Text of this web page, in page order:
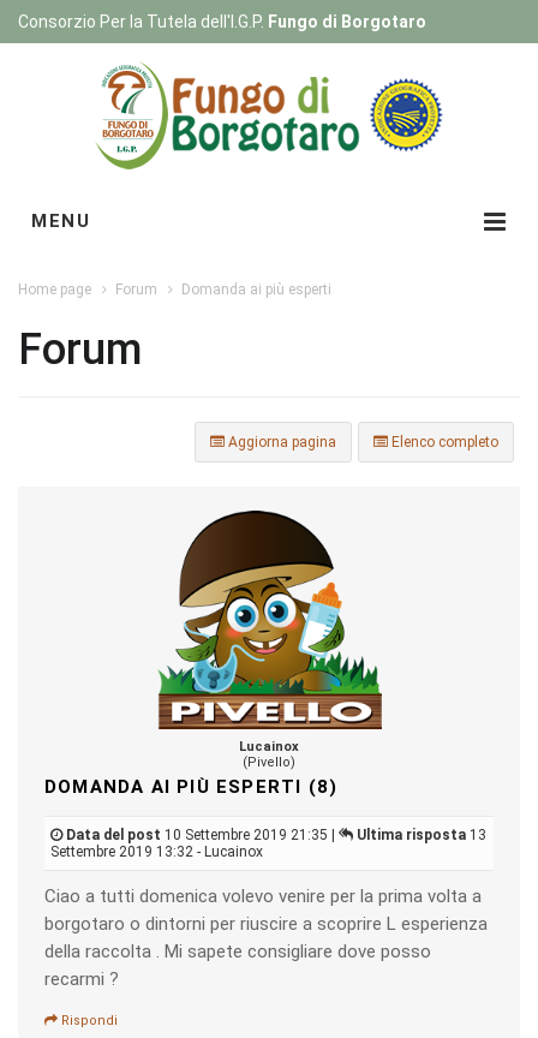
Consorzio Per la Tutela dell'I.G.P. Fungo di Borgotaro
MENU
Home page Forum Domanda ai più esperti
Forum
Elenco completo
Aggiorna pagina
Lucainox
(Pivello)
DOMANDA AI PIÙ ESPERTI (8)
Data del post 10 Settembre 2019 21:35 | Ultima risposta 13
Settembre 2019 13:32 - Lucainox
Ciao a tutti domenica volevo venire per la prima volta a
borgotaro o dintorni per riuscire a scoprire L esperienza
della raccolta . Mi sapete consigliare dove posso
recarmi ?
Rispondi